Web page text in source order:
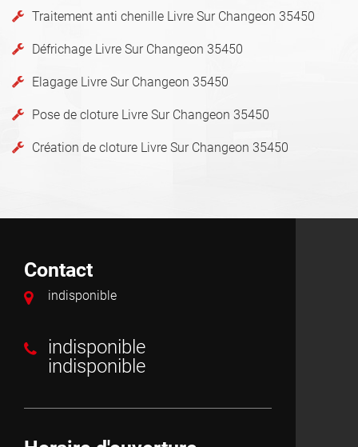
Traitement anti chenille Livre Sur Changeon 35450
Défrichage Livre Sur Changeon 35450
Elagage Livre Sur Changeon 35450
Pose de cloture Livre Sur Changeon 35450
Création de cloture Livre Sur Changeon 35450
Contact
indisponible
indisponible
indisponible